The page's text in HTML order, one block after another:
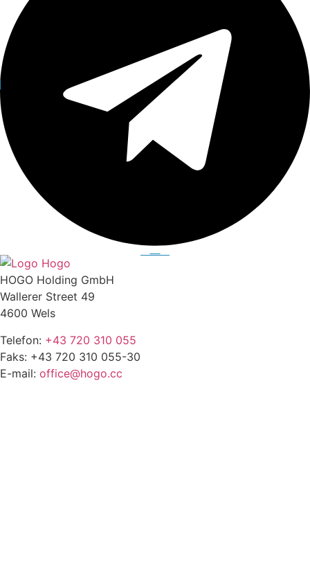
HOGO Holding GmbH
Wallerer Street 49
4600 Wels
Telefon: +43 720 310 055
Faks: +43 720 310 055-30
E-mail: office@hogo.cc